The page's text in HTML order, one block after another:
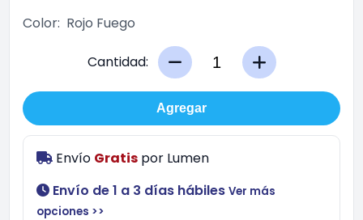
Color: Rojo Fuego
Cantidad:
Agregar
Envío Gratis por Lumen
Envío de 1 a 3 días hábiles Ver más
opciones >>